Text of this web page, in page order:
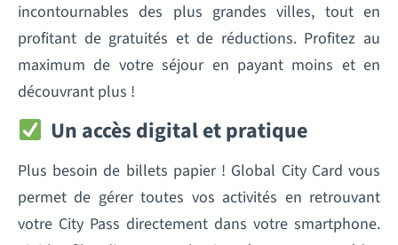
incontournables des plus grandes villes, tout en
profitant de gratuités et de réductions. Profitez au
maximum de votre séjour en payant moins et en
découvrant plus !
Un accès digital et pratique
Plus besoin de billets papier ! Global City Card vous
permet de gérer toutes vos activités en retrouvant
votre City Pass directement dans votre smartphone.